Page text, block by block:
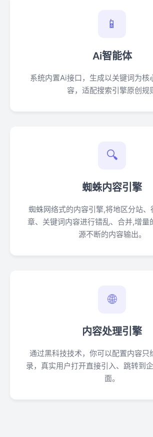
📱
Ai智能体
系统内置Ai接口，生成以关键词为核
容，适配搜索引擎原创规
🔍
蜘蛛内容引擎
蜘蛛网络式的内容引擎,将地区分站
章、关键词内容进行错乱、合并,增量
源不断的内容输出。
🌐
内容处理引擎
通过黑科技技术，你可以配置内容只
录，真实用户打开直接引入、跳转到
面。